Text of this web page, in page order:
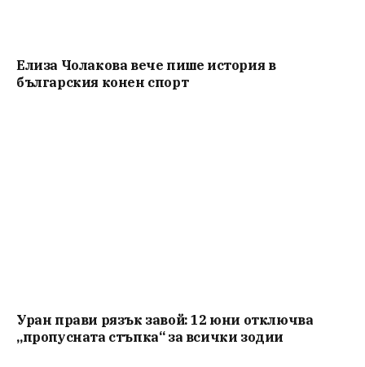
Елиза Чолакова вече пише история в
българския конен спорт
Уран прави рязък завой: 12 юни отключва
„пропусната стъпка“ за всички зодии